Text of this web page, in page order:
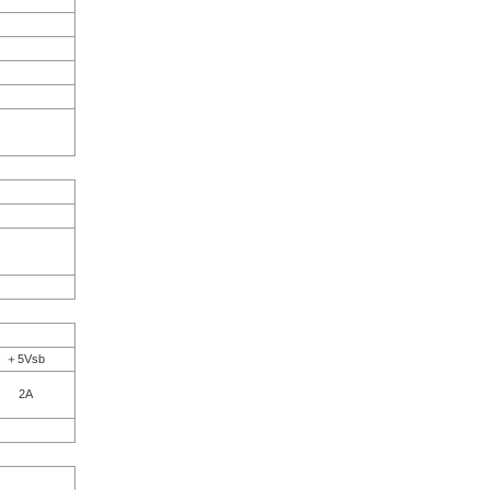
＋5Vsb
2A